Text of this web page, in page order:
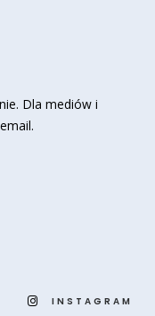
. Dla mediów i
INSTAGRAM